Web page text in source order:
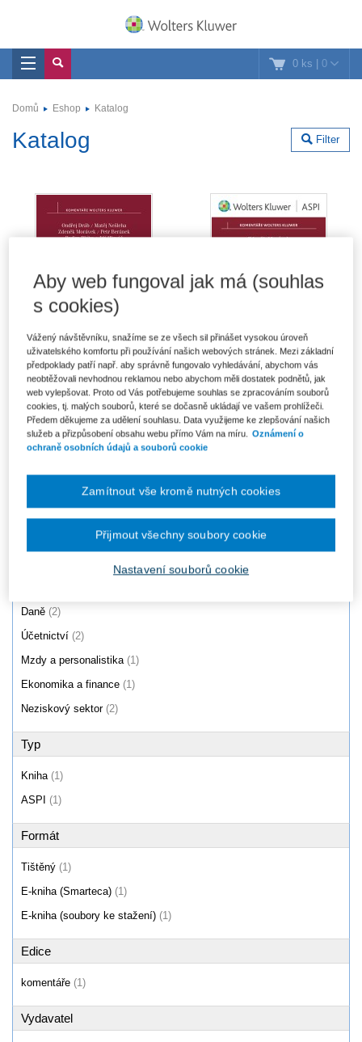
0 ks | 0
Domů Eshop Katalog
Filter
Katalog
Zákon o daních z příjmů č.
586/1992 Sb. Komentář. 2
vydání
Od 2 414 Kč
Vyhláška o fondu kulturních a
sociálních potřeb č. 114/2002
Sb....
Produkty1 - 2 / 2
Oblast
Daně (2)
Účetnictví (2)
Mzdy a personalistika (1)
Ekonomika a finance (1)
Neziskový sektor (2)
Typ
Kniha (1)
ASPI (1)
Formát
Tištěný (1)
E-kniha (Smarteca) (1)
E-kniha (soubory ke stažení) (1)
Edice
komentáře (1)
Vydavatel
Aby web fungoval jak má (souhlas
s cookies)
Vážený návštěvníku, snažíme se ze všech sil přinášet vysokou úroveň
uživatelského komfortu při používání našich webových stránek. Mezi základní
předpoklady patří např. aby správně fungovalo vyhledávání, abychom vás
neobtěžovali nevhodnou reklamou nebo abychom měli dostatek podnětů, jak
web vylepšovat. Proto od Vás potřebujeme souhlas se zpracováním souborů
cookies, tj. malých souborů, které se dočasně ukládají ve vašem prohlížeči.
Předem děkujeme za udělení souhlasu. Data využijeme ke zlepšování našich
služeb a přizpůsobení obsahu webu přímo Vám na míru. Oznámení o
ochraně osobních údajů a souborů cookie
Nastavení souborů cookie
Zamítnout vše kromě nutných cookies
Přijmout všechny soubory cookie